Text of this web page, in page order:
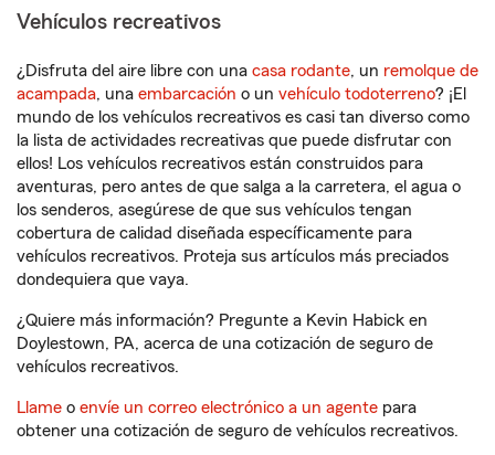
Vehículos recreativos
¿Disfruta del aire libre con una casa rodante, un remolque de
acampada, una embarcación o un vehículo todoterreno? ¡El
mundo de los vehículos recreativos es casi tan diverso como
la lista de actividades recreativas que puede disfrutar con
ellos! Los vehículos recreativos están construidos para
aventuras, pero antes de que salga a la carretera, el agua o
los senderos, asegúrese de que sus vehículos tengan
cobertura de calidad diseñada específicamente para
vehículos recreativos. Proteja sus artículos más preciados
dondequiera que vaya.
¿Quiere más información? Pregunte a Kevin Habick en
Doylestown, PA, acerca de una cotización de seguro de
vehículos recreativos.
Llame o envíe un correo electrónico a un agente para
obtener una cotización de seguro de vehículos recreativos.